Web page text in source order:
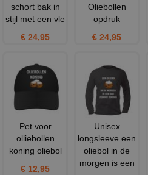
schort bak in
stijl met een vle
€ 24,95
Oliebollen
opdruk
€ 24,95
Pet voor
olliebollen
koning oliebol
€ 12,95
Unisex
longsleeve een
oliebol in de
morgen is een